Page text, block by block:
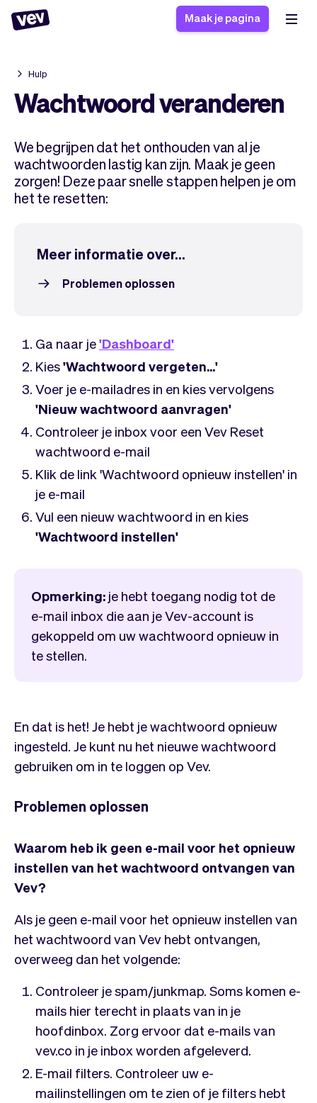
Software voor kleine
bedrijven
CRM voor MKB
Inschrijfformulier
Bestelsysteem
Boekingssysteem
Software voor
Software voor
afspraken
Verhalen
Blog
Hulp
Checkout
Embed Vev
Verkopen
Lessen
Marketing
Belasting
Software
Administratie
Overzicht
No-shows
Communicatie
Bezorging
Maak je pagina
Hulp
Wachtwoord veranderen
We begrijpen dat het onthouden van al je
wachtwoorden lastig kan zijn. Maak je geen
zorgen! Deze paar snelle stappen helpen je om
het te resetten:
Meer informatie over...
Problemen oplossen
Ga naar je'Dashboard'
Kies'Wachtwoord vergeten...'
Voer je e-mailadres in en kies vervolgens
'Nieuw wachtwoord aanvragen'
Controleer je inbox voor een Vev Reset
wachtwoord e-mail
Klik de link 'Wachtwoord opnieuw instellen' in
je e-mail
Vul een nieuw wachtwoord in en kies
'Wachtwoord instellen'
Opmerking: je hebt toegang nodig tot de
e-mail inbox die aan je Vev-account is
gekoppeld om uw wachtwoord opnieuw in
te stellen.
En dat is het! Je hebt je wachtwoord opnieuw
ingesteld. Je kunt nu het nieuwe wachtwoord
gebruiken om in te loggen op Vev.
Problemen oplossen
Waarom heb ik geen e-mail voor het opnieuw
instellen van het wachtwoord ontvangen van
Vev?
Als je geen e-mail voor het opnieuw instellen van
het wachtwoord van Vev hebt ontvangen,
overweeg dan het volgende:
Controleer je spam/junkmap. Soms komen e-
mails hier terecht in plaats van in je
hoofdinbox. Zorg ervoor dat e-mails van
vev.co in je inbox worden afgeleverd.
E-mail filters. Controleer uw e-
mailinstellingen om te zien of je filters hebt